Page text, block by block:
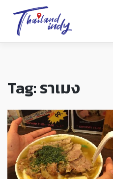
Tag:ราเมง